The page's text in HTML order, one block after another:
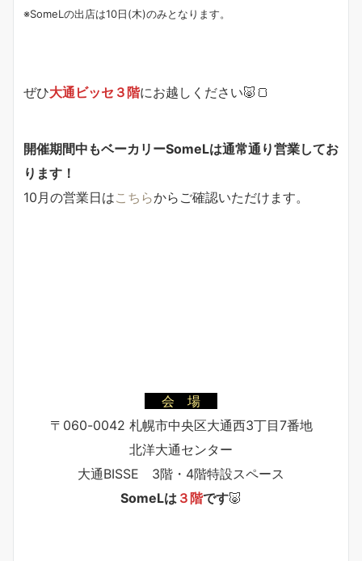
※SomeLの出店は10日(木)のみとなります。
ぜひ大通ビッセ３階にお越しください🐷🍞
開催期間中もベーカリーSomeLは通常通り営業してお
ります！
10月の営業日はこちらからご確認いただけます。
会 場
〒060-0042 札幌市中央区大通西3丁目7番地
北洋大通センター
大通BISSE 3階・4階特設スペース
SomeLは ３階です🐷